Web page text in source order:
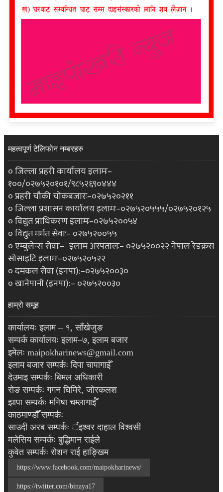
महत्वपूर्ण टेलिफोन नम्बरहरु
० जिल्ला प्रहरी कार्यालय इलामः–
१००/०२७५२०१०१/९८५२६९०४४४
० प्रहरी चौकी चोकबजारः–०२७५२०२११
० जिल्ला प्रशासन कार्यालय इलामः–०२७५२०५५५/०२७५२०१२५
० विद्युत प्राधिकरण इलामः–०२७५२००५४
० विद्युत मर्मत सेवाः– ०२७५२००५५
० एम्बुलेन्स सेवाः–¨ इलाम अस्पतालः– ०२७५२००२२ नेपाल रेडक्रस
सोसाइटि इलामः–०२७५२०५२२
० दमकल सेवा (इनपा):–०२७५२००३०
० खानेपानी (इनपा):– ०२७५२००३०
हाम्रो समूह
कार्यालयः इलाम – १, साँखेजुङ
सम्पर्क कार्यालयः इलाम–७, इलाम बजार
इमेलः maipokharinews@gmail.com
इलाम बजार सम्पर्कः दिपा चापागाईँ
देउमाइ सम्पर्कः बिमल अधिकारी
रोङ सम्पर्कः गगन घिमिरे, जोरकलश
झापा सम्पर्कः मनिषा चम्लागाईँ
काठमाण्डौँ सम्पर्कः
साउदी अरब सम्पर्कः र्इश्वर दाहाल विश्वसी
मलेसिय सम्पर्कः बुद्धिमान राईले
कुवेत सम्पर्कः रोशन राई हाङ्खिम
https://www.facebook.com/maipokharinews/
https://twitter.com/binaya17